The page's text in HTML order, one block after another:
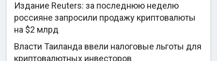
Издание Reuters: за последнюю неделю
россияне запросили продажу криптовалюты
на $2 млрд
Власти Таиланда ввели налоговые льготы для
криптовалютных инвесторов